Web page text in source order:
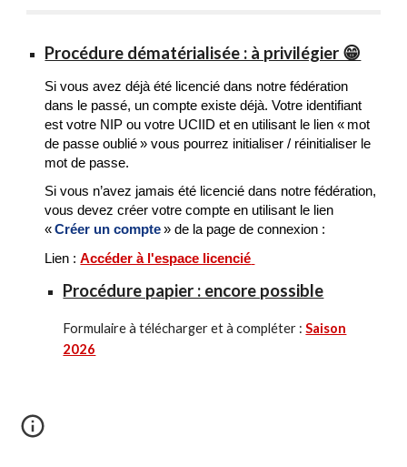
Procédure dématérialisée : à privilégier 😁
Si vous avez déjà été licencié dans notre fédération
dans le passé, un compte existe déjà. Votre identifiant
est votre NIP ou votre UCIID et en utilisant le lien « mot
de passe oublié » vous pourrez initialiser / réinitialiser le
mot de passe.
Si vous n’avez jamais été licencié dans notre fédération,
vous devez créer votre compte en utilisant le lien
«Créer un compte» de la page de connexion :
Lien :Accéder à l'espace licencié
Procédure papier : encore possible
Formulaire à télécharger et à compléter : Saison
2026